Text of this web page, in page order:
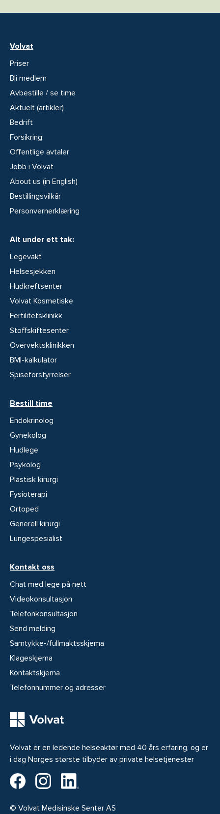
Volvat er en ledende helseaktør med 40 års erfaring, og er
i dag Norges største tilbyder av private helsetjenester
Volvat på Facebook
Volvat på Instagram
© Volvat Medisinske Senter AS
Volvat
Priser
Bli medlem
Avbestille / se time
Aktuelt (artikler)
Bedrift
Forsikring
Offentlige avtaler
Jobb i Volvat
About us (in English)
Bestillingsvilkår
Personvernerklæring
Alt under ett tak:
Legevakt
Helsesjekken
Hudkreftsenter
Volvat Kosmetiske
Fertilitetsklinikk
Stoffskiftesenter
Overvektsklinikken
BMI-kalkulator
Spiseforstyrrelser
Bestill time
Endokrinolog
Gynekolog
Hudlege
Psykolog
Plastisk kirurgi
Fysioterapi
Ortoped
Generell kirurgi
Lungespesialist
Kontakt oss
Chat med lege på nett
Videokonsultasjon
Telefonkonsultasjon
Send melding
Samtykke-/fullmaktsskjema
Klageskjema
Kontaktskjema
Telefonnummer og adresser